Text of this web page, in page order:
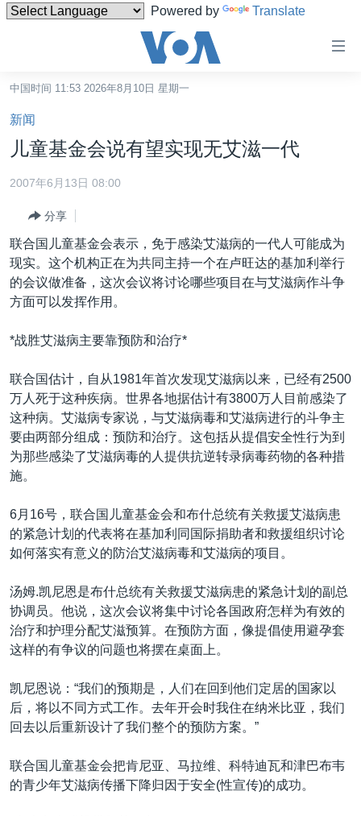
Powered by Translate
碍
链
接
跳
转
容
跳
航
转
到
检
索
港澳
国际
最新国际新闻
印太
中东
非洲
美洲
全球议题
分类新闻
经济·金融·贸易
人权·法律·宗教
军事
劳工
环境
美中关系
热点专题
国会报道
美中关系
美国建国250周年
埃博拉疫情
美国之音专访
重要讲话与声明
南中国海争端
关注西藏
关注新疆
GEN Z 看美国
VOA今日焦点
中文广播
关注我们
中国时间 11:53 2026年8月10日 星期一
新闻
儿童基金会说有望实现无艾滋一代
2007年6月13日 08:00
分享
联合国儿童基金会表示，免于感染艾滋病的一代人可能成为
现实。这个机构正在为共同主持一个在卢旺达的基加利举行
的会议做准备，这次会议将讨论哪些项目在与艾滋病作斗争
方面可以发挥作用。
*战胜艾滋病主要靠预防和治疗*
联合国估计，自从1981年首次发现艾滋病以来，已经有2500
万人死于这种疾病。世界各地据估计有3800万人目前感染了
这种病。艾滋病专家说，与艾滋病毒和艾滋病进行的斗争主
要由两部分组成：预防和治疗。这包括从提倡安全性行为到
为那些感染了艾滋病毒的人提供抗逆转录病毒药物的各种措
施。
6月16号，联合国儿童基金会和布什总统有关救援艾滋病患
的紧急计划的代表将在基加利同国际捐助者和救援组织讨论
如何落实有意义的防治艾滋病毒和艾滋病的项目。
汤姆.凯尼恩是布什总统有关救援艾滋病患的紧急计划的副总
协调员。他说，这次会议将集中讨论各国政府怎样为有效的
治疗和护理分配艾滋预算。在预防方面，像提倡使用避孕套
这样的有争议的问题也将摆在桌面上。
凯尼恩说：“我们的预期是，人们在回到他们定居的国家以
后，将以不同方式工作。去年开会时我住在纳米比亚，我们
回去以后重新设计了我们整个的预防方案。”
联合国儿童基金会把肯尼亚、马拉维、科特迪瓦和津巴布韦
的青少年艾滋病传播下降归因于安全(性宣传)的成功。